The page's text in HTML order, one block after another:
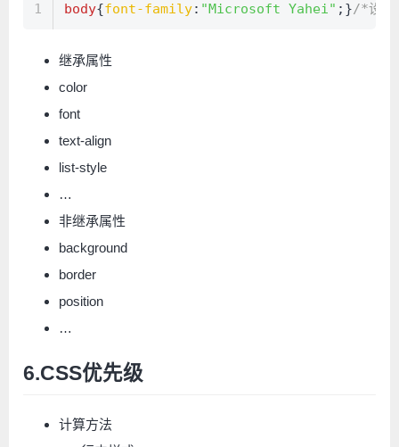
1 body{font-family: "Microsoft Yahei" ;}/*设置
继承属性
color
font
text-align
list-style
…
非继承属性
background
border
position
…
6.CSS优先级
计算方法